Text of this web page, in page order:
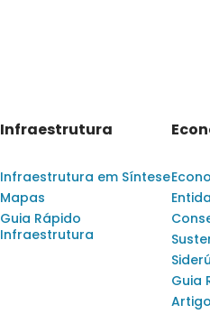
Infraestrutura
Infraestrutura em Síntese
Mapas
Guia Rápido
Infraestrutura
Guia